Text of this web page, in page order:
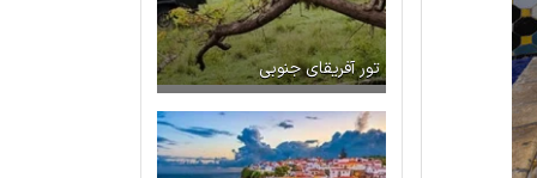
تور آفریقای جنوبی